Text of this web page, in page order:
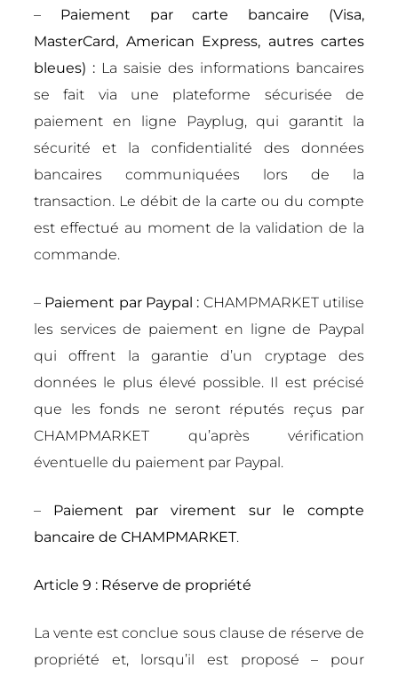
– Paiement par carte bancaire (Visa,
MasterCard, American Express, autres cartes
bleues) : La saisie des informations bancaires
se fait via une plateforme sécurisée de
paiement en ligne Payplug, qui garantit la
sécurité et la confidentialité des données
bancaires communiquées lors de la
transaction. Le débit de la carte ou du compte
est effectué au moment de la validation de la
commande.
– Paiement par Paypal : CHAMPMARKET utilise
les services de paiement en ligne de Paypal
qui offrent la garantie d’un cryptage des
données le plus élevé possible. Il est précisé
que les fonds ne seront réputés reçus par
CHAMPMARKET qu’après vérification
éventuelle du paiement par Paypal.
– Paiement par virement sur le compte
bancaire de CHAMPMARKET.
Article 9 : Réserve de propriété
La vente est conclue sous clause de réserve de
propriété et, lorsqu’il est proposé – pour